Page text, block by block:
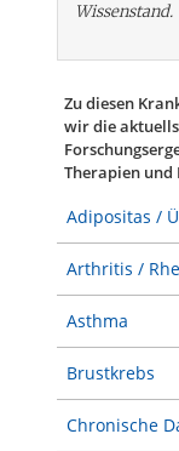
Wissenstand.
Zu diesen
wir die
Therapien und
Adipositas /
Arthritis /
Asthma
Brustkrebs
Chronische